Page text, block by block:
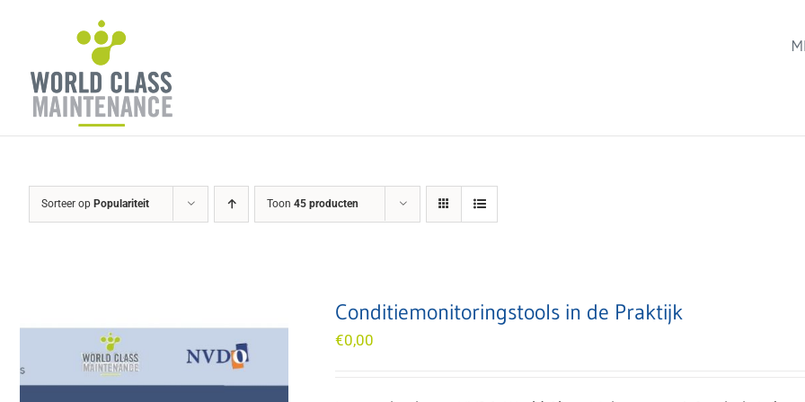
Sorteer op Populariteit Toon 45 producten
Conditiemonitoringstools in de Praktijk
€0,00